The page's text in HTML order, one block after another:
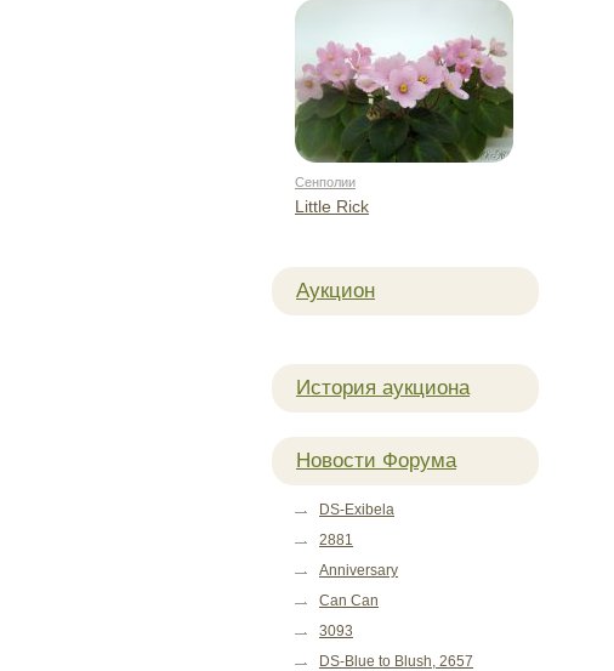
Сенполии
Little Rick
Аукцион
История аукциона
Новости Форума
DS-Exibela
2881
Anniversary
Can Can
3093
DS-Blue to Blush, 2657